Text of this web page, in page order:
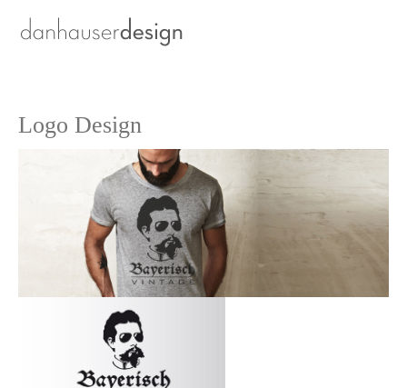
Logo Design